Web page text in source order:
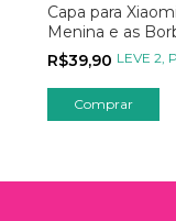
Capa para
Menina e as
R$39,90 LEVE 2,
Comprar